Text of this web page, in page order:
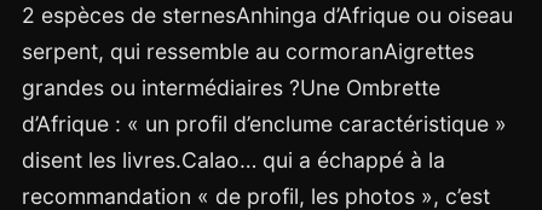
Hasard
Tribu
2 espèces de sternesAnhinga d’Afrique ou oiseau
serpent, qui ressemble au cormoranAigrettes
grandes ou intermédiaires ?Une Ombrette
d’Afrique : « un profil d’enclume caractéristique »
disent les livres.Calao… qui a échappé à la
recommandation « de profil, les photos », c’est